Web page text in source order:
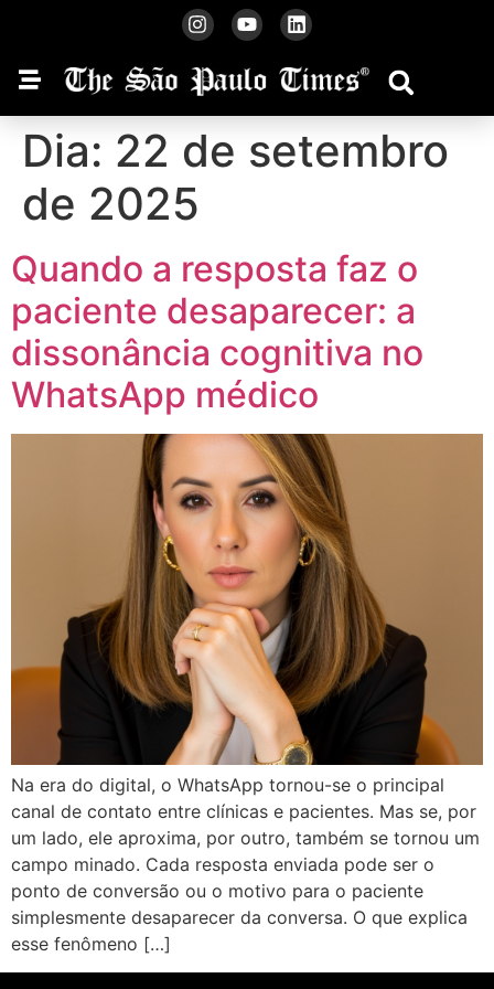
Dia: 22 de setembro
de 2025
Quando a resposta faz o
paciente desaparecer: a
dissonância cognitiva no
WhatsApp médico
Na era do digital, o WhatsApp tornou-se o principal
canal de contato entre clínicas e pacientes. Mas se, por
um lado, ele aproxima, por outro, também se tornou um
campo minado. Cada resposta enviada pode ser o
ponto de conversão ou o motivo para o paciente
simplesmente desaparecer da conversa. O que explica
esse fenômeno […]